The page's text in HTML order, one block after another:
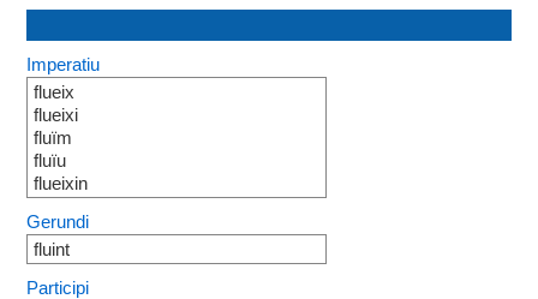
Imperatiu
flueix
flueixi
fluïm
fluïu
flueixin
Gerundi
fluint
Participi